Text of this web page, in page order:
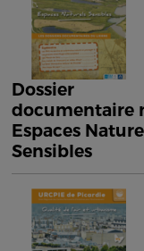
Dossier
documentaire
Espaces
Sensibles